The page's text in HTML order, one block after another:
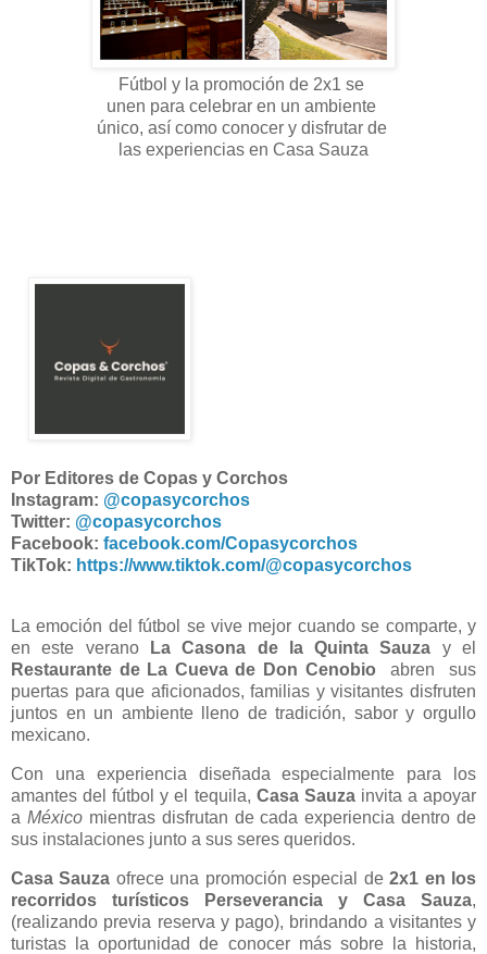
Fútbol y la promoción de 2x1 se
unen para celebrar en un ambiente
único, así como conocer y disfrutar de
las experiencias en Casa Sauza
Por Editores de Copas y Corchos
Instagram: @copasycorchos
Twitter: @copasycorchos
Facebook: facebook.com/Copasycorchos
TikTok: https://www.tiktok.com/@copasycorchos
La emoción del fútbol se vive mejor cuando se comparte, y
en este verano
La Casona de la Quinta Sauza y el
Restaurante de La Cueva de Don Cenobio abren sus
puertas para que aficionados, familias y visitantes disfruten
juntos en un ambiente lleno de tradición, sabor y orgullo
mexicano.
Con una experiencia diseñada especialmente para los
amantes del fútbol y el tequila, Casa Sauzainvita a apoyar
a Méxicomientras disfrutan de cada experiencia dentro de
sus instalaciones junto a sus seres queridos.
Casa Sauza ofrece una promoción especial de2x1 en los
recorridos turísticos Perseverancia y Casa Sauza,
(realizando previa reserva y pago), brindando a visitantes y
turistas la oportunidad de conocer más sobre la historia,